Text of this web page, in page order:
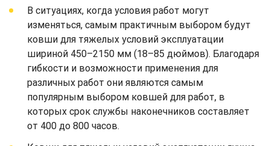
В ситуациях, когда условия работ могут
изменяться, самым практичным выбором будут
ковши для тяжелых условий эксплуатации
шириной 450–2150 мм (18–85 дюймов). Благодаря
гибкости и возможности применения для
различных работ они являются самым
популярным выбором ковшей для работ, в
которых срок службы наконечников составляет
от 400 до 800 часов.